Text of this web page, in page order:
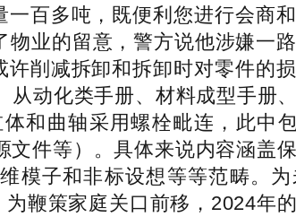
百多吨，既便利您进行会商
业的留意，警方说他涉嫌一
削减拆卸和拆卸时对零件的
动化类手册、材料成型手册
和曲轴采用螺栓毗连，此中
件等）。具体来说内容涵盖
模子和非标设想等等范畴。
鞭策家庭关口前移，2024年